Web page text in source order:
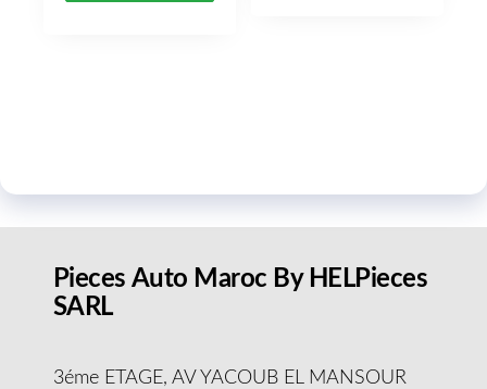
Pieces Auto Maroc By HELPieces
SARL
3éme ETAGE, AV YACOUB EL MANSOUR